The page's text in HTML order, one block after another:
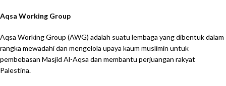
Aqsa Working Group
Aqsa Working Group (AWG) adalah suatu lembaga yang dibentuk dalam
rangka mewadahi dan mengelola upaya kaum muslimin untuk
pembebasan Masjid Al-Aqsa dan membantu perjuangan rakyat
Palestina.